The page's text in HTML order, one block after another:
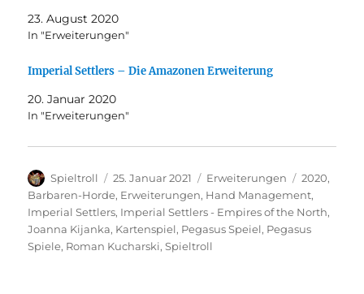
23. August 2020
In "Erweiterungen"
Imperial Settlers – Die Amazonen Erweiterung
20. Januar 2020
In "Erweiterungen"
Autor
Spieltroll
Veröffentlicht
am
25. Januar 2021 Kategorien
Erweiterungen 2020,
Barbaren-Horde, Erweiterungen, Hand Management,
Imperial Settlers, Imperial Settlers - Empires of the North,
Joanna Kijanka, Kartenspiel, Pegasus Speiel, Pegasus
Spiele, Roman Kucharski,Spieltroll